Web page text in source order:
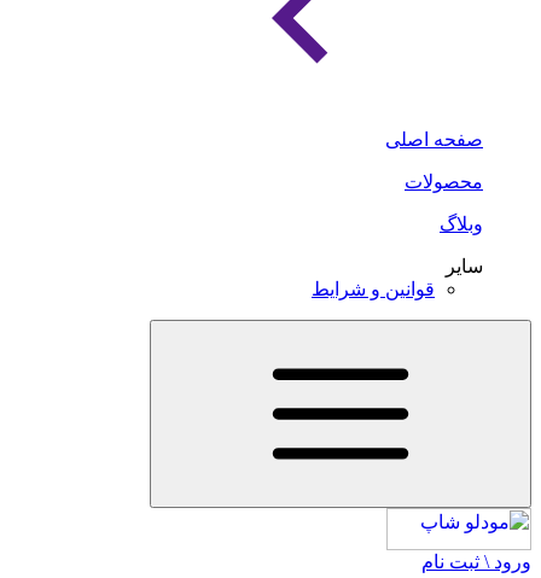
صفحه اصلی
محصولات
وبلاگ
سایر
قوانین و شرایط
ورود \ ثبت نام